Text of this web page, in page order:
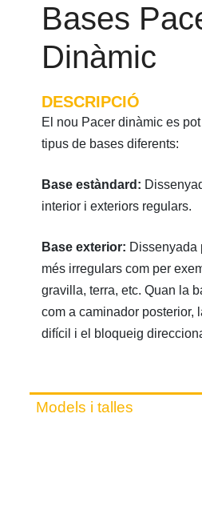
Bases
Dinàmic
DESCRIPCIÓ
El nou Pacer dinàmic es
tipus de bases diferents:
Base estàndard:
interior i exteriors regulars.
Base exterior: Dissenyada
més irregulars com per
gravilla, terra, etc. Quan la
com a caminador posterior,
difícil i el bloqueig
Models i talles